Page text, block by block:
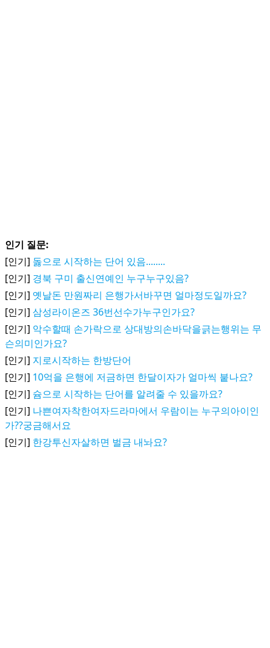
인기 질문:
[인기] 돓으로 시작하는 단어 있음........
[인기] 경북 구미 출신연예인 누구누구있음?
[인기] 옛날돈 만원짜리 은행가서바꾸면 얼마정도일까요?
[인기] 삼성라이온즈 36번선수가누구인가요?
[인기] 악수할때 손가락으로 상대방의손바닥을긁는행위는 무
슨의미인가요?
[인기] 지로시작하는 한방단어
[인기] 10억을 은행에 저금하면 한달이자가 얼마씩 붙나요?
[인기] 슘으로 시작하는 단어를 알려줄 수 있을까요?
[인기] 나쁜여자착한여자드라마에서 우람이는 누구의아이인
가??궁금해서요
[인기] 한강투신자살하면 벌금 내놔요?